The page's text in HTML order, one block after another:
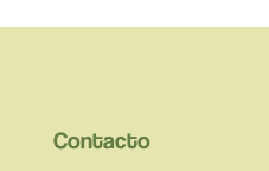
Contacto